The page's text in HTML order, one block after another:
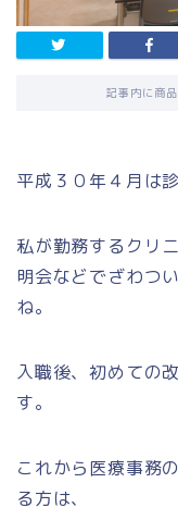
記事内に商
平成３０年４月は
私が勤務するクリ
明会などでざわつ
ね。
入職後、初めての
す。
これから医療事務
る方は、